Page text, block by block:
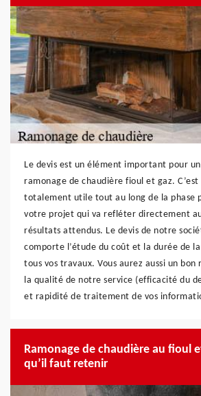
Le devis est un élément important pour
ramonage de chaudière fioul et gaz.
totalement utile tout au long de la phase
votre projet qui va refléter directement
résultats attendus. Le devis de notre
comporte l’étude du coût et la durée de
tous vos travaux. Vous aurez aussi un
la qualité de notre service (efficacité du
et rapidité de traitement de vos
Ramonage de chaudière au fioul
qu’il faut retenir